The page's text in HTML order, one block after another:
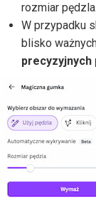
rozmiar pędzla.
W przypadku
blisko
precyzyjnych